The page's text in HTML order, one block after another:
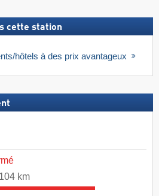
cette station
hôtels à des prix avantageux
km